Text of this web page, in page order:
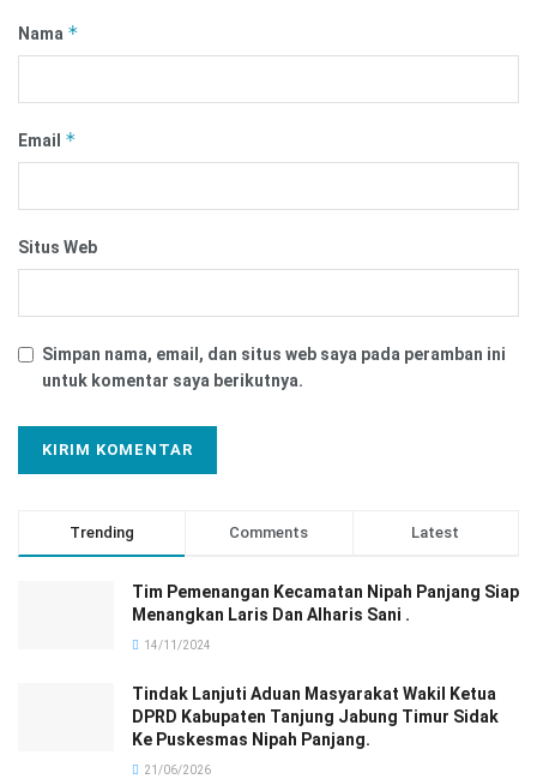
Nama *
Email *
Situs Web
Simpan nama, email, dan situs web saya pada peramban ini
untuk komentar saya berikutnya.
Trending Comments Latest
Tim Pemenangan Kecamatan Nipah Panjang Siap
Menangkan Laris Dan Alharis Sani .
14/11/2024
Tindak Lanjuti Aduan Masyarakat Wakil Ketua
DPRD Kabupaten Tanjung Jabung Timur Sidak
Ke Puskesmas Nipah Panjang.
21/06/2026